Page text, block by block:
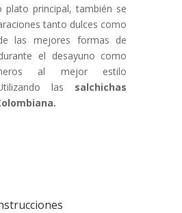
plato principal, también se
tanto dulces como
las mejores formas de
el desayuno como
al mejor estilo
las salchichas